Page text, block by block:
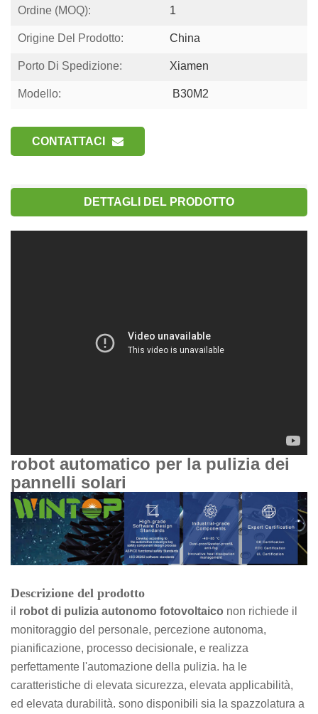
Ordine (MOQ): 1
Origine Del Prodotto: China
Porto Di Spedizione: Xiamen
Modello: B30M2
CONTATTACI
DETTAGLI DEL PRODOTTO
robot automatico per la pulizia dei
pannelli solari
Descrizione del prodotto
il robot di pulizia autonomo fotovoltaico non richiede il
monitoraggio del personale, percezione autonoma,
pianificazione, processo decisionale, e realizza
perfettamente l'automazione della pulizia. ha le
caratteristiche di elevata sicurezza, elevata applicabilità,
ed elevata durabilità. sono disponibili sia la spazzolatura a